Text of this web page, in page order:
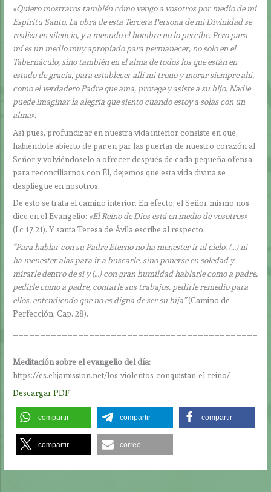
«Quiero mostraros también cómo vengo a vosotros por medio de mi
Espíritu Santo. La obra de esta Tercera Persona de mi Divinidad se
realiza en silencio, y a menudo el hombre no lo percibe. Pero para
mí es un medio muy apropiado para permanecer, no solo en el
Tabernáculo, sino también en el alma de todos los que están en
estado de gracia, para establecer allí mi trono y morar siempre ahí,
como el verdadero Padre que ama, protege y asiste a su hijo. Nadie
puede imaginar la alegría que siento cuando estoy a solas con un
alma».
Así pues, profundizar en nuestra vida interior consiste en que,
habiéndole abierto de par en par las puertas de nuestro corazón al
Señor y volviéndoselo a ofrecer después de cada pequeña ofensa
para reconciliarnos con Él, dejemos que esta vida divina se
despliegue en nosotros.
De esto se trata el camino interior. En efecto, el Señor mismo nos
dice en el Evangelio: «El Reino de Dios está en medio de vosotros»
(Lc 17,21). Y santa Teresa de Ávila escribe al respecto:
“Para hablar con su Padre Eterno no ha menester ir al cielo, (…) ni
ha menester alas para ir a buscarle, sino ponerse en soledad y
mirarle dentro de sí y (…) con gran humildad hablarle como a padre,
pedirle como a padre, contarle sus trabajos, pedirle remedio para
ellos, entendiendo que no es digna de ser su hija”(Camino de
Perfección, Cap. 28).
Meditación sobre el evangelio del día:
https://es.elijamission.net/los-violentos-conquistan-el-reino/
Descargar PDF
compartir compartir compartir
compartir correo